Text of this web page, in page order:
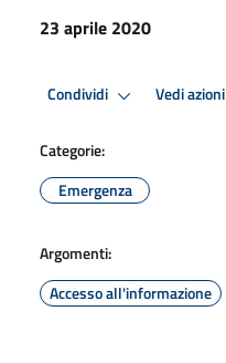
23 aprile 2020
Condividi Vedi azioni
Categorie:
Emergenza
Argomenti:
Accesso all'informazione